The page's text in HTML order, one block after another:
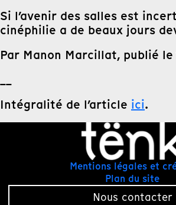
Si l’avenir des salles est
cinéphilie a de beaux jours
Par Manon Marcillat, publié
__
Intégralité de l’article ici.
Mentions légales et
Plan du site
Nous contacter